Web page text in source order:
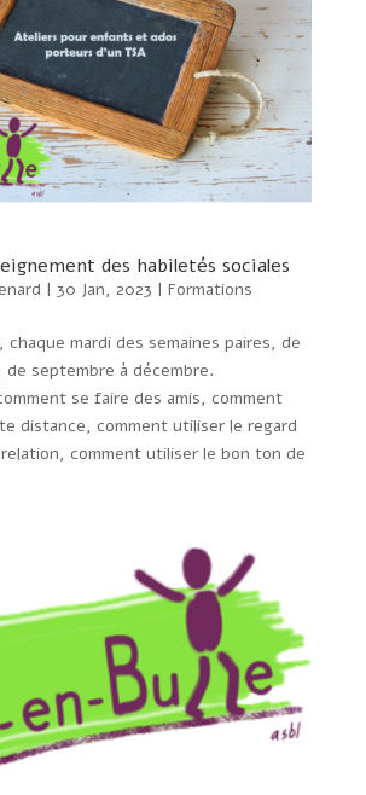
des habiletés sociales
| 30 Jan, 2023 | Formations
chaque mardi des semaines paires, de
de septembre à décembre.
se faire des amis, comment
distance, comment utiliser le regard
comment utiliser le bon ton de